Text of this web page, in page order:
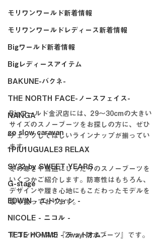
モリワンワールド新着情報
モリワンワールドレディース新着情報
Bigワールド新着情報
Bigレディースアイテム
BAKUNE-バクネ-
THE NORTH FACE-ノースフェイス-
NANGA
go slow caravan
1PIU1UGUALE3 RELAX
SY32 by SWEET YEARS
G-stage
EDWIN - エドウィン -
NICOLE - ニコル -
TETE HOMME - テットオム -
Bigワールド金沢店には、29～30cmの大きい
サイズのスノーブーツをお探しの方に、ぜひ
チェックしてほしいラインナップが揃ってい
ます。
冬の寒さや雪道にぴったりのスノーブーツを
いくつかご紹介します。防寒性はもちろん、
デザインや履き心地にもこだわったモデルを
取り扱っております。
🔻コンバースの『2way 防水ブーツ』です。